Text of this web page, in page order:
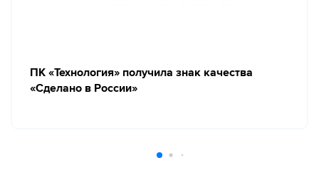
ПК «Технология» получила знак качества
«Сделано в России»